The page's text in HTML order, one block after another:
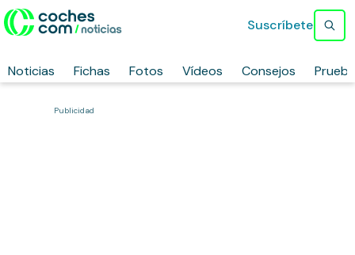
Noticias Fichas Fotos Vídeos Consejos
Suscríbete
Publicidad